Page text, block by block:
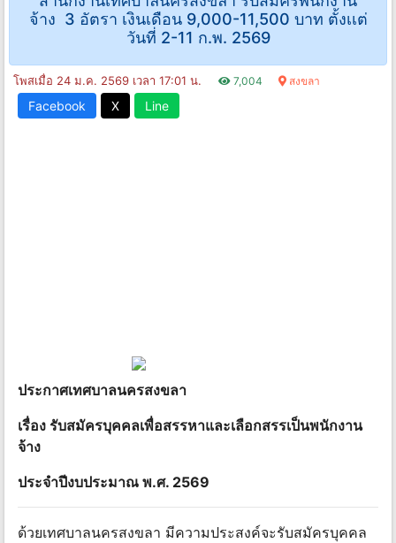
จ้าง 3 อัตรา เงินเดือน 9,000-11,500 บาท ตั้งเเต่
วันที่ 2-11 ก.พ. 2569
โพสเมื่อ 24 ม.ค. 2569 เวลา 17:01 น. 7,004 สงขลา
Facebook X Line
ประกาศเทศบาลนครสงขลา
เรื่อง รับสมัครบุคคลเพื่อสรรหาและเลือกสรรเป็นพนักงาน
จ้าง
ประจําปีงบประมาณ พ.ศ. 2569
ด้วยเทศบาลนครสงขลา มีความประสงค์จะรับสมัครบุคคล